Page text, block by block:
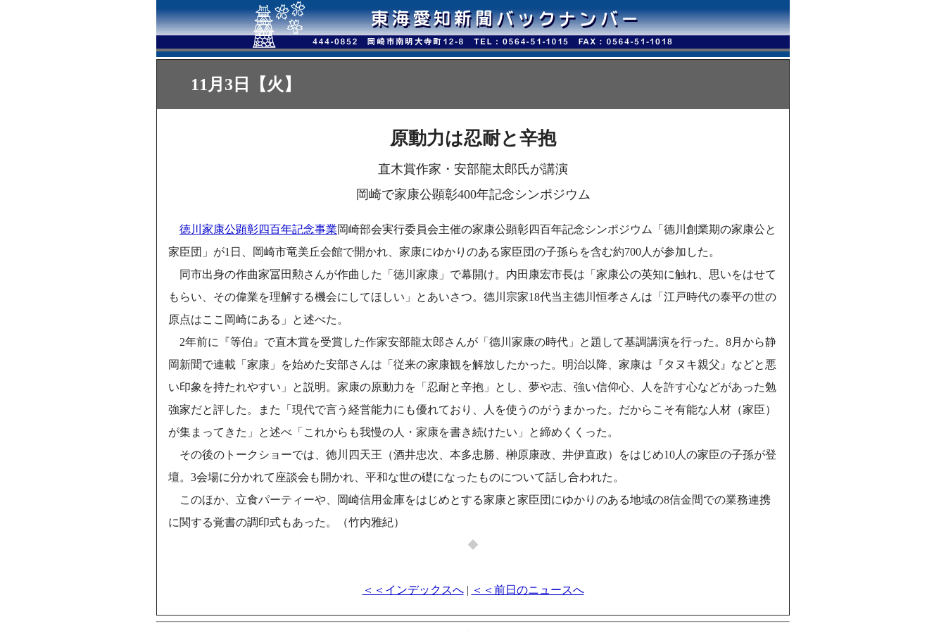
11月3日【火】
原動力は忍耐と辛抱
直木賞作家・安部龍太郎氏が講演
岡崎で家康公顕彰400年記念シンポジウム
徳川家康公顕彰四百年記念事業岡崎部会実行委員会主催の家康公顕彰四百年記念シンポジウム「德川創業期の家康公と
家臣団」が1日、岡崎市竜美丘会館で開かれ、家康にゆかりのある家臣団の子孫らを含む約700人が参加した。
同市出身の作曲家冨田勲さんが作曲した「徳川家康」で幕開け。内田康宏市長は「家康公の英知に触れ、思いをはせて
もらい、その偉業を理解する機会にしてほしい」とあいさつ。德川宗家18代当主德川恒孝さんは「江戸時代の泰平の世の
原点はここ岡崎にある」と述べた。
2年前に『等伯』で直木賞を受賞した作家安部龍太郎さんが「德川家康の時代」と題して基調講演を行った。8月から静
岡新聞で連載「家康」を始めた安部さんは「従来の家康観を解放したかった。明治以降、家康は『タヌキ親父』などと悪
い印象を持たれやすい」と説明。家康の原動力を「忍耐と辛抱」とし、夢や志、強い信仰心、人を許す心などがあった勉
強家だと評した。また「現代で言う経営能力にも優れており、人を使うのがうまかった。だからこそ有能な人材（家臣）
が集まってきた」と述べ「これからも我慢の人・家康を書き続けたい」と締めくくった。
その後のトークショーでは、徳川四天王（酒井忠次、本多忠勝、榊原康政、井伊直政）をはじめ10人の家臣の子孫が登
壇。3会場に分かれて座談会も開かれ、平和な世の礎になったものについて話し合われた。
このほか、立食パーティーや、岡崎信用金庫をはじめとする家康と家臣団にゆかりのある地域の8信金間での業務連携
に関する覚書の調印式もあった。（竹内雅紀）
◆
＜＜インデックスへ| ＜＜前日のニュースへ